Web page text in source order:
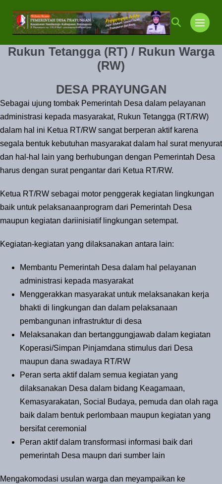
konten
Toggle
Rukun Tetangga (RT) / Rukun Warga
(RW)
DESA PRAYUNGAN
Sebagai ujung tombak Pemerintah Desa dalam pelayanan
administrasi kepada masyarakat, Rukun Tetangga (RT/RW)
dalam hal ini Ketua RT/RW sangat berperan aktif karena
segala bentuk kebutuhan masyarakat dalam hal surat menyurat
dan hal-hal lain yang berhubungan dengan Pemerintah Desa
harus dengan surat pengantar dari Ketua RT/RW.
Ketua RT/RW sebagai motor penggerak kegiatan lingkungan
baik untuk pelaksanaanprogram dari Pemerintah Desa
maupun kegiatan dariinisiatif lingkungan setempat.
Kegiatan-kegiatan yang dilaksanakan antara lain:
Membantu Pemerintah Desa dalam hal pelayanan
administrasi kepada masyarakat
Menggerakkan masyarakat untuk melaksanakan kerja
bhakti di lingkungan dan dalam pelaksanaan
pembangunan infrastruktur di desa
Melaksanakan dan bertanggungjawab dalam kegiatan
Koperasi/Simpan Pinjamdana stimulus dari Desa
maupun dana swadaya RT/RW
Peran serta aktif dalam semua kegiatan yang
dilaksanakan Desa dalam bidang Keagamaan,
Kemasyarakatan, Social Budaya, pemuda dan olah raga
baik dalam bentuk perlombaan maupun kegiatan yang
bersifat ceremonial
Peran aktif dalam transformasi informasi baik dari
pemerintah Desa maupn dari sumber lain
Mengakomodasi usulan warga dan meyampaikan ke